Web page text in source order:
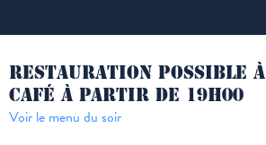
RESTAURATION POSSIBLE
CAFÉ À PARTIR DE 19H00
Voir le menu du soir